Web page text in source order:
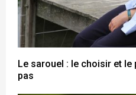
Le sarouel : le choisir et
pas